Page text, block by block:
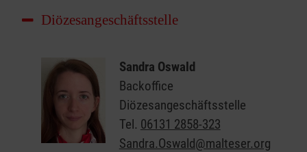
Diözesangeschäftsstelle
Sandra Oswald
Backoffice
Diözesangeschäftsstelle
Tel. 06131 2858-323
Sandra.Oswald@malteser.org